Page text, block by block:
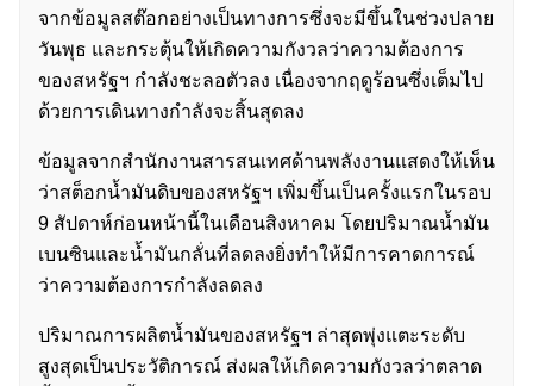
ค้นหา
สำหรับ:
จากข้อมูลสต๊อกอย่างเป็นทางการซึ่งจะมีขึ้นในช่วงปลาย
วันพุธ และกระตุ้นให้เกิดความกังวลว่าความต้องการ
ของสหรัฐฯ กำลังชะลอตัวลง เนื่องจากฤดูร้อนซึ่งเต็มไป
ด้วยการเดินทางกำลังจะสิ้นสุดลง
ข้อมูลจากสำนักงานสารสนเทศด้านพลังงานแสดงให้เห็น
ว่าสต็อกน้ำมันดิบของสหรัฐฯ เพิ่มขึ้นเป็นครั้งแรกในรอบ
9 สัปดาห์ก่อนหน้านี้ในเดือนสิงหาคม โดยปริมาณน้ำมัน
เบนซินและน้ำมันกลั่นที่ลดลงยิ่งทำให้มีการคาดการณ์
ว่าความต้องการกำลังลดลง
ปริมาณการผลิตน้ำมันของสหรัฐฯ ล่าสุดพุ่งแตะระดับ
สูงสุดเป็นประวัติการณ์ ส่งผลให้เกิดความกังวลว่าตลาด